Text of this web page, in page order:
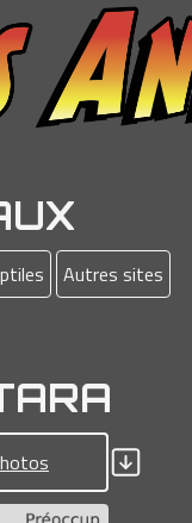
Autres sites